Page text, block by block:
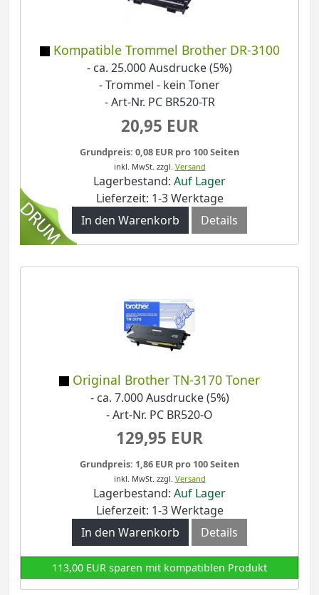
Kompatible Trommel Brother DR-3100
- ca. 25.000 Ausdrucke (5%)
- Trommel - kein Toner
- Art-Nr. PC BR520-TR
20,95 EUR
Grundpreis: 0,08 EUR pro 100 Seiten
inkl. MwSt. zzgl. Versand
Lagerbestand: Auf Lager
Lieferzeit: 1-3 Werktage
In den Warenkorb
Details
Original Brother TN-3170 Toner
- ca. 7.000 Ausdrucke (5%)
- Art-Nr. PC BR520-O
129,95 EUR
Grundpreis: 1,86 EUR pro 100 Seiten
inkl. MwSt. zzgl. Versand
Lagerbestand: Auf Lager
Lieferzeit: 1-3 Werktage
In den Warenkorb
Details
113,00 EUR sparen mit kompatiblen Produkt